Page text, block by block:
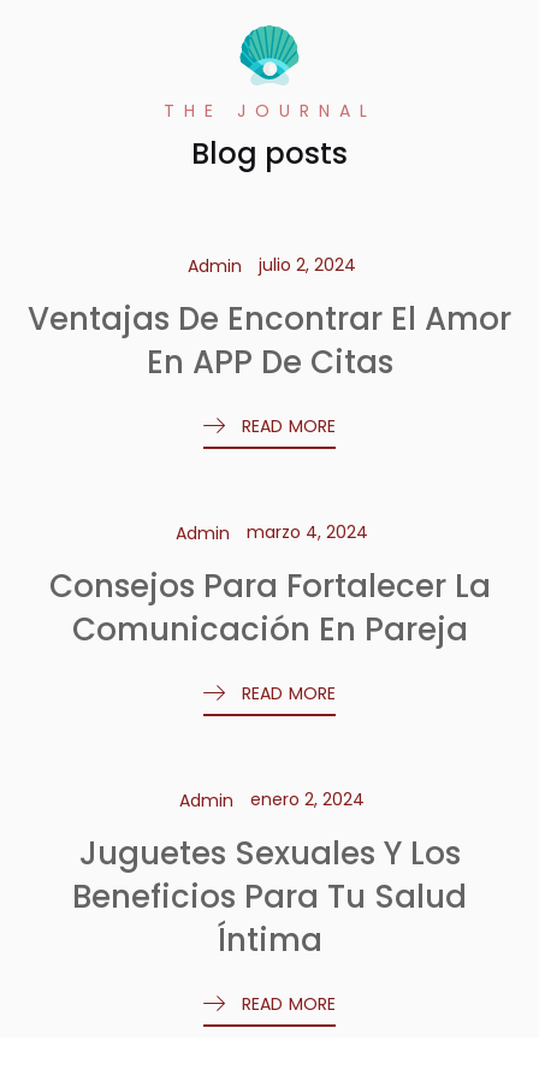
THE JOURNAL
Blog posts
Admin julio 2, 2024
Ventajas De Encontrar El Amor
En APP De Citas
READ MORE
Admin marzo 4, 2024
Consejos Para Fortalecer La
Comunicación En Pareja
READ MORE
Admin enero 2, 2024
Juguetes Sexuales Y Los
Beneficios Para Tu Salud
Íntima
READ MORE